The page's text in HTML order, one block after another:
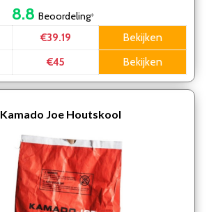
8.8 Beoordeling*
€39.19
Bekijken
€45 Bekijken
Kamado Joe Houtskool